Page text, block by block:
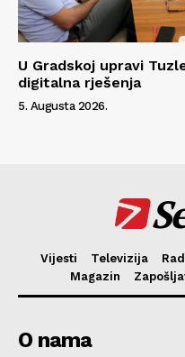
U Gradskoj upravi
digitalna rješenja
5. Augusta 2026.
Vijesti Televizija
Magazin
O nama